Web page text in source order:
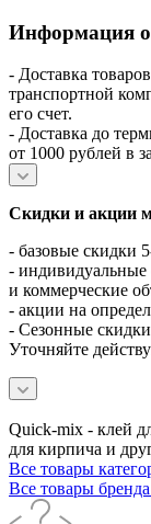
Информация о
- Доставка
транспортной
его счет.
- Доставка до
от 1000 рублей в
Скидки и акции
- базовые скидки
- индивидуальные
и коммерческие
- акции на
- Сезонные
Уточняйте
Quick-mix - клей
для кирпича и
Все товары
Все товары